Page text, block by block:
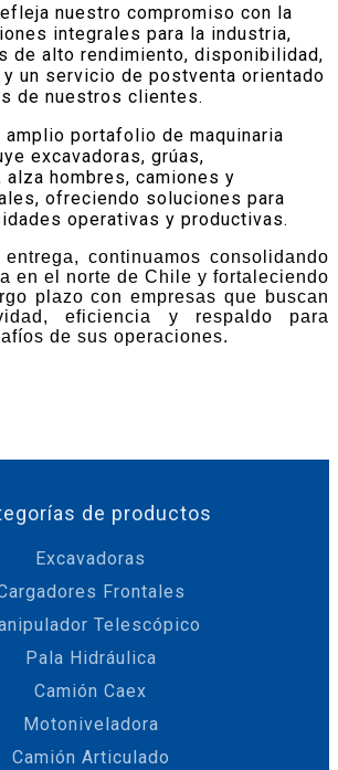
nuestro compromiso con la
integrales para la industria,
de alto rendimiento, disponibilidad,
un servicio de postventa orientado
de nuestros clientes.
amplio portafolio de maquinaria
excavadoras, grúas,
hombres, camiones y
ofreciendo soluciones para
operativas y productivas.
continuamos consolidando
en el norte de Chile y fortaleciendo
plazo con empresas que buscan
eficiencia y respaldo para
de sus operaciones.
de productos
Excavadoras
Frontales
Telescópico
Pala Hidráulica
Camión Caex
Motoniveladora
Camión Articulado